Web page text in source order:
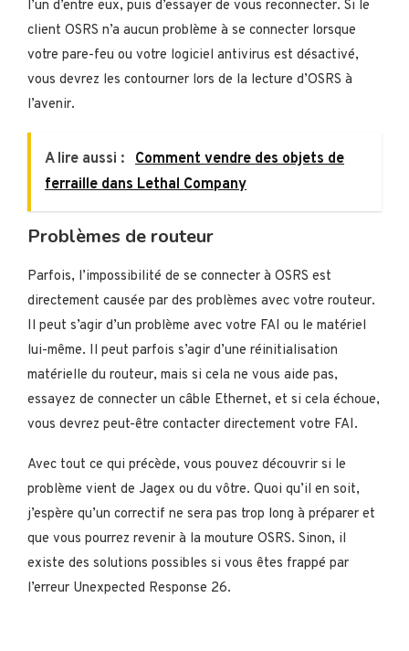
l’un d’entre eux, puis d’essayer de vous reconnecter. Si le
client OSRS n’a aucun problème à se connecter lorsque
votre pare-feu ou votre logiciel antivirus est désactivé,
vous devrez les contourner lors de la lecture d’OSRS à
l’avenir.
A lire aussi :
Comment vendre des objets de
ferraille dans Lethal Company
Problèmes de routeur
Parfois, l’impossibilité de se connecter à OSRS est
directement causée par des problèmes avec votre routeur.
Il peut s’agir d’un problème avec votre FAI ou le matériel
lui-même. Il peut parfois s’agir d’une réinitialisation
matérielle du routeur, mais si cela ne vous aide pas,
essayez de connecter un câble Ethernet, et si cela échoue,
vous devrez peut-être contacter directement votre FAI.
Avec tout ce qui précède, vous pouvez découvrir si le
problème vient de Jagex ou du vôtre. Quoi qu’il en soit,
j’espère qu’un correctif ne sera pas trop long à préparer et
que vous pourrez revenir à la mouture OSRS. Sinon, il
existe des solutions possibles si vous êtes frappé par
l’erreur Unexpected Response 26.